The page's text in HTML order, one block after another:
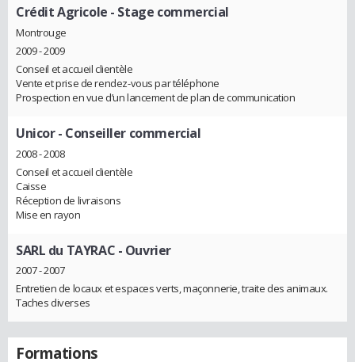
Crédit Agricole - Stage commercial
Montrouge
2009 - 2009
Conseil et accueil clientèle
Vente et prise de rendez-vous par téléphone
Prospection en vue d’un lancement de plan de communication
Unicor- Conseiller commercial
2008 - 2008
Conseil et accueil clientèle
Caisse
Réception de livraisons
Mise en rayon
SARL du TAYRAC - Ouvrier
2007 - 2007
Entretien de locaux et espaces verts, maçonnerie, traite des animaux.
Taches diverses
Formations